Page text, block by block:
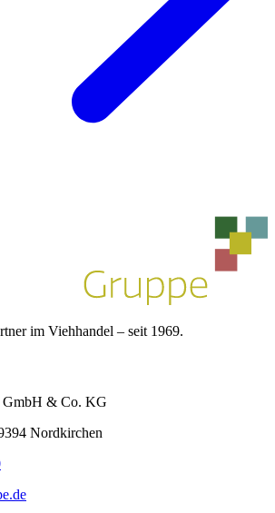
im Viehhandel – seit 1969.
GmbH & Co. KG
Nordkirchen